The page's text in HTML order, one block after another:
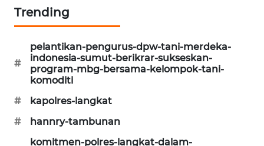
Trending
#
pelantikan-pengurus-dpw-tani-merdeka-
indonesia-sumut-berikrar-sukseskan-
program-mbg-bersama-kelompok-tani-
komoditi
#
kapolres-langkat
#
hannry-tambunan
komitmen-polres-langkat-dalam-
KARING
NEWS
JURNAL
MARITIM
NEWS
GARONGGANG